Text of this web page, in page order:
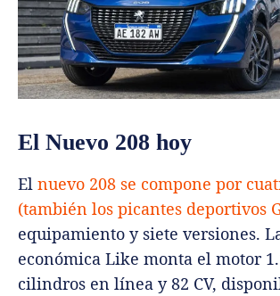
El Nuevo 208 hoy
El nuevo 208 se compone por
(también los picantes deportivos
equipamiento y siete versiones.
económica Like monta el motor
cilindros en línea y 82 CV,